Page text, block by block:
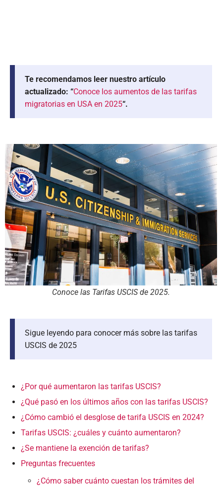
Te recomendamos leer nuestro artículo
actualizado: “Conoce los aumentos de las tarifas
migratorias en USA en 2025“.
Conoce las Tarifas USCIS de 2025.
Sigue leyendo para conocer más sobre las tarifas
USCIS de 2025
¿Por qué aumentaron las tarifas USCIS?
¿Qué pasó en los últimos años con las tarifas USCIS?
¿Cómo cambió el desglose de tarifa USCIS en 2024?
Tarifas USCIS: ¿cuáles y cuánto aumentaron?
¿Se mantiene la exención de tarifas?
Preguntas frecuentes
¿Cómo saber cuánto cuestan los trámites del